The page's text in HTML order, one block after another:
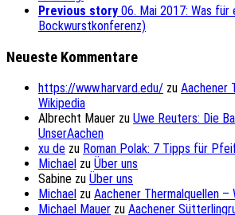
Previous story 06. Mai 2017: Was für
Bockwurstkonferenz)
Neueste Kommentare
https://www.harvard.edu/ zu Aachener
Wikipedia
Albrecht Mauer zu Uwe Reuters: Die
UnserAachen
xu de zu Roman Polak: 7 Tipps für
Michael zu Über uns
Sabine zu Über uns
Michael zu Aachener Thermalquellen –
Michael Mauer zu Aachener